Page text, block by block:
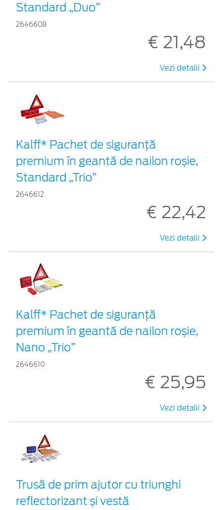
Standard „Duo”
2646608
€ 21,48
Vezi detalii
Kalff* Pachet de siguranţă
premium în geantă de nailon roșie,
Standard „Trio”
2646612
€ 22,42
Vezi detalii
Kalff* Pachet de siguranţă
premium în geantă de nailon roșie,
Nano „Trio”
2646610
€ 25,95
Vezi detalii
Trusă de prim ajutor cu triunghi
reflectorizant și vestă